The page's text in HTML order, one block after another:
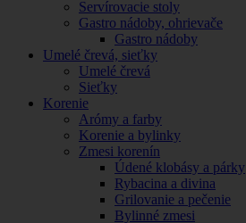
Servírovacie stoly
Gastro nádoby, ohrievače
Gastro nádoby
Umelé črevá, sieťky
Umelé črevá
Sieťky
Korenie
Arómy a farby
Korenie a bylinky
Zmesi korenín
Údené klobásy a párky
Rybacina a divina
Grilovanie a pečenie
Bylinné zmesi